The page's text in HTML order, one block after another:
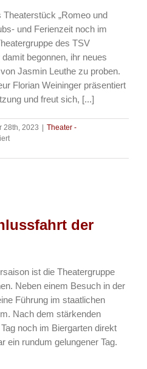
Theaterstück „Romeo und
und Ferienzeit noch im
des TSV
begonnen, ihr neues
Jasmin Leuthe zu proben.
Florian Weininger präsentiert
und freut sich, [...]
28th, 2023
Theater -
für
–
der
ist die Theatergruppe
Neben einem Besuch in der
Führung im staatlichen
Nach dem stärkenden
noch im Biergarten direkt
ein rundum gelungener Tag.